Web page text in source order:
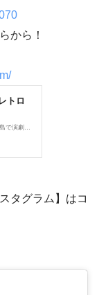
から！
タグラム】はコ